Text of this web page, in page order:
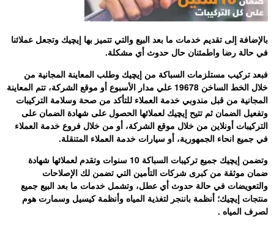
بالإضافة إلى تقديم خدمات ما بعد البيع والتي تتميز بها إيچيك وتجعل عملائنا
في حالة رضا واطمئنان حال حدوث أي مشكلة.
فبعد تركيب مستلزمات السباكة من إيچيك وطلب المعاينة المجانية من
خلال الخط الساخن 19678 علي مدار الأسبوع أو موقع الشركة، تتم المعاينة
المجانية من قبل مندوبي خدمة العملاء للتأكد من صحة وسلامة التركيبات
وتفعيل الضمان ثم تتيح إيچيك لعملائها الحصول على شهادة الضمان على
التركيبات أونلاين من خلال موقع الشركة، أو من خلال فروع خدمة العملاء
في جميع انحاء الجمهورية، أو سيارات خدمة العملاء المتنقلة.
وتضمن إيچيك جميع تركيبات السباكة 10 سنوات
وتقدم لعملائها شهادة
ضمان موثقة من كبرى شركات التأمين التي تضمن لك الإصلاحات
والتعويضات في حالة حدوث أي عطل، وتشمل خدمات ما بعد البيع جميع
منتجات إيچيك؛ أنظمة باننجر لتغذية المياه وأنظمة كيسيل وسمارت هوم
لصرف المياه .